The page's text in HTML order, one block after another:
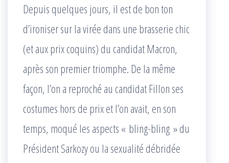
Depuis quelques jours, il est de bon ton
d’ironiser sur la virée dans une brasserie chic
(et aux prix coquins) du candidat Macron,
après son premier triomphe. De la même
façon, l’on a reproché au candidat Fillon ses
costumes hors de prix et l’on avait, en son
temps, moqué les aspects « bling-bling » du
Président Sarkozy ou la sexualité débridée